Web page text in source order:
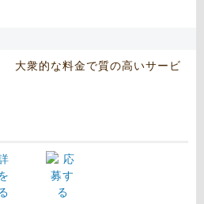
大衆的な料金で質の高いサービ